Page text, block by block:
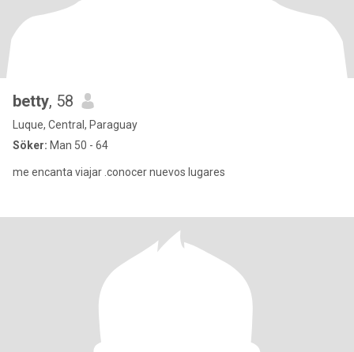
betty, 58
Luque, Central, Paraguay
Söker: Man 50 - 64
me encanta viajar .conocer nuevos lugares